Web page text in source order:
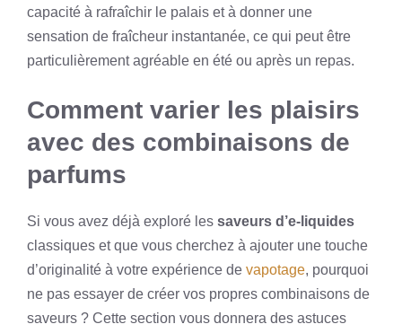
capacité à rafraîchir le palais et à donner une
sensation de fraîcheur instantanée, ce qui peut être
particulièrement agréable en été ou après un repas.
Comment varier les plaisirs
avec des combinaisons de
parfums
Si vous avez déjà exploré les saveurs d’e-liquides
classiques et que vous cherchez à ajouter une touche
d’originalité à votre expérience de vapotage, pourquoi
ne pas essayer de créer vos propres combinaisons de
saveurs ? Cette section vous donnera des astuces